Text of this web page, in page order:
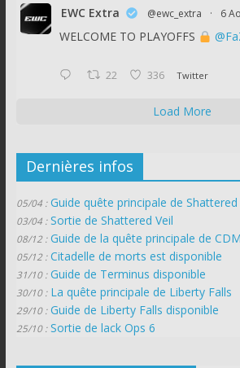
EWC Extra @ewc_extra · 6
WELCOME TO PLAYOFFS
22 336 Twitter
Load More
Dernières infos
05/04 : Guide quête principale de Shattered
03/04 : Sortie de Shattered Veil
08/12 : Guide de la quête principale de CDM
05/12 : Citadelle de morts est disponible
31/10 : Guide de Terminus disponible
30/10 : La quête principale de Liberty Falls
29/10 : Guide de Liberty Falls disponible
25/10 : Sortie de lack Ops 6